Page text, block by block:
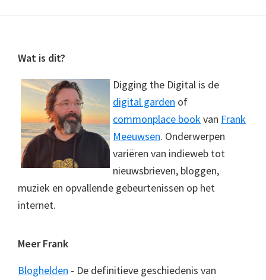
Footer
Wat is dit?
Digging the Digital is de
digital garden of
commonplace bookvan Frank
Meeuwsen. Onderwerpen
variëren van indieweb tot
nieuwsbrieven, bloggen,
muziek en opvallende gebeurtenissen op het
internet.
Meer Frank
Bloghelden - De definitieve geschiedenis van